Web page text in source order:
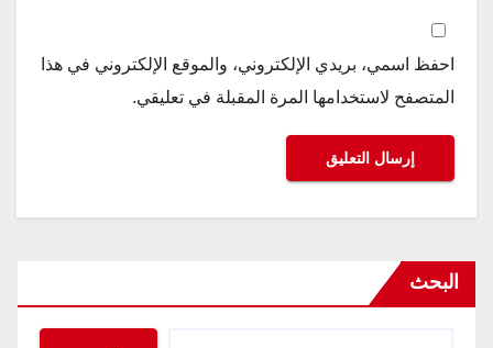
احفظ اسمي، بريدي الإلكتروني، والموقع الإلكتروني في هذا
المتصفح لاستخدامها المرة المقبلة في تعليقي.
البحث